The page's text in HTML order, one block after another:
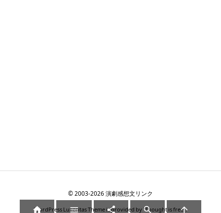
©2003-2026演劇感想文リンク
WordPress Luxeritas Theme is provided by "Thought is free".
    